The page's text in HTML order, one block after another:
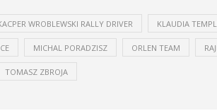
WROBLEWSKI RALLY DRIVER KLAUDIA
MICHAL PORADZISZ ORLEN TEAM
TOMASZ ZBROJA